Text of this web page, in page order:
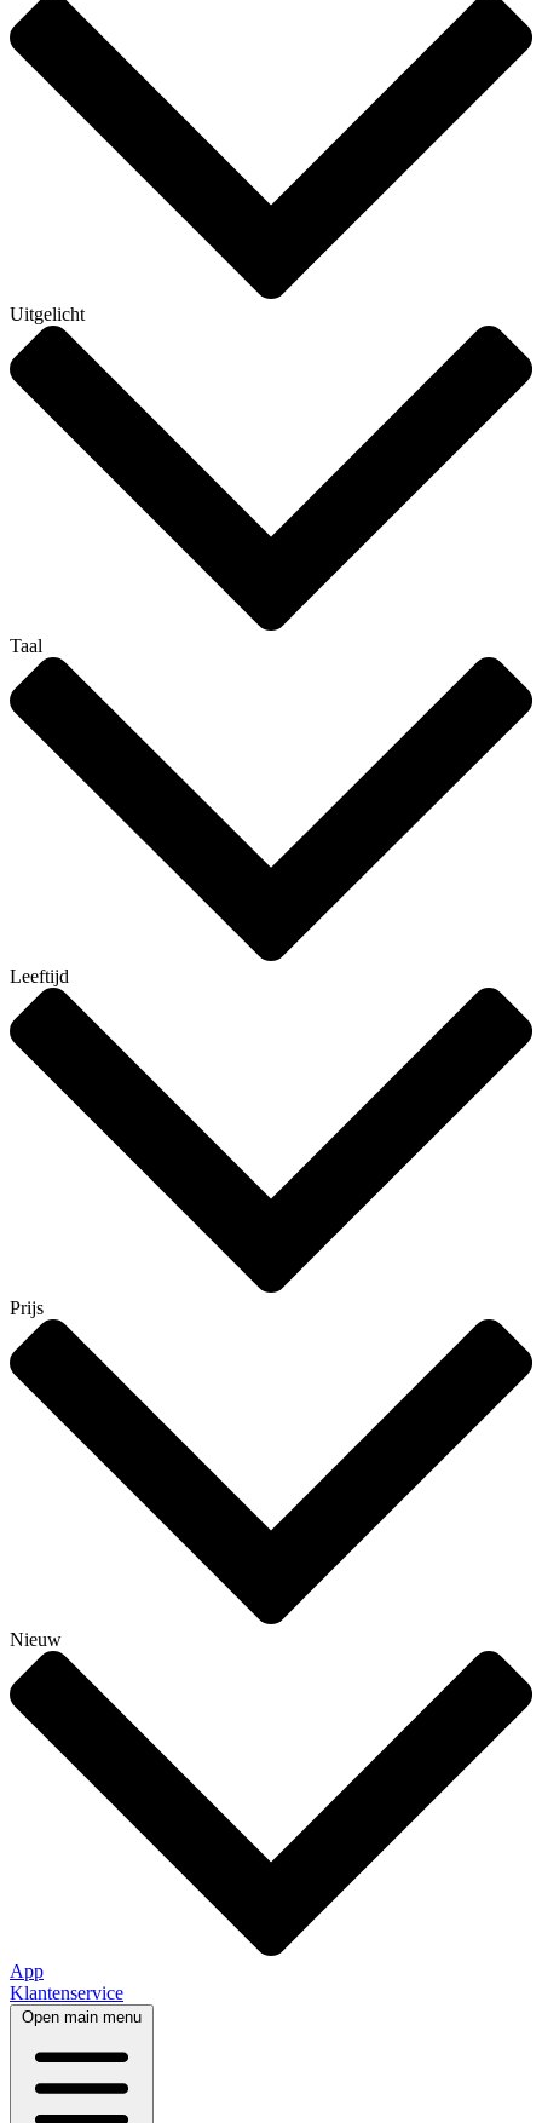
Uitgelicht
Taal
Leeftijd
Prijs
Nieuw
App
Klantenservice
Open main menu